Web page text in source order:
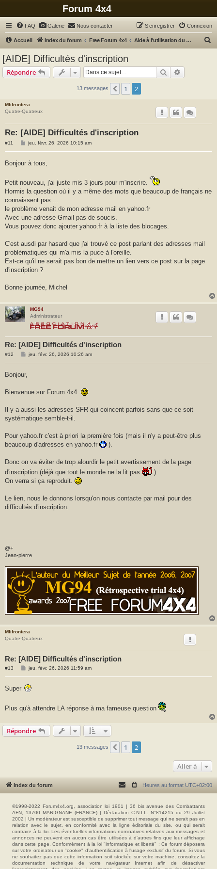
Forum 4x4
FAQ Galerie Nous contacter Connexion
S’enregistrer
Accueil Index du forum Free Forum 4x4 Aide à l'utilisation du forum (inscription, messages, photos, petites annonces...)
[AIDE] Difficultés d'inscription
Répondre Rechercher
13 messages Précédente
1 2
Mlifrontera
Quatre-Quatreux
Re: [AIDE] Difficultés d'inscription
#11
M
a
jeu. févr. 26, 2026 10:15 am
Bonjour à tous,
Petit nouveau, j'ai juste mis 3 jours pour m'inscrire.
Hormis la question où il y a même des mots que beaucoup de français ne
connaissent pas ...
le problème venait de mon adresse mail en yahoo.fr
Avec une adresse Gmail pas de soucis.
Vous pouvez donc ajouter yahoo.fr à la liste des blocages.
C'est ausdi par hasard que j'ai trouvé ce post parlant des adresses mail
problématiques qui m'a mis la puce à l'oreille.
Est-ce qu'il ne serait pas bon de mettre un lien vers ce post sur la page
d'inscription ?
Bonne journée, Michel
MG94
Administrateur
Re: [AIDE] Difficultés d'inscription
#12
M
a
jeu. févr. 26, 2026 10:26 am
Bonjour,
Bienvenue sur Forum 4x4.
Il y a aussi les adresses SFR qui coincent parfois sans que ce soit
systématique semble-t-il.
Pour yahoo.fr c'est à priori la première fois (mais il n'y a peut-être plus
beaucoup d'adresses en yahoo.fr
).
Donc on va éviter de trop alourdir le petit avertissement de la page
d'inscription (déjà que tout le monde ne la lit pas
).
On verra si ça reproduit.
Le lien, nous le donnons lorsqu'on nous contacte par mail pour des
difficultés d'inscription.
@+
Jean-pierre
Mlifrontera
Quatre-Quatreux
Re: [AIDE] Difficultés d'inscription
#13
M
s
a
jeu. févr. 26, 2026 11:59 am
Super
Plus qu'à attendre LA réponse à ma fameuse question
Répondre
13 messages Précédente
1 2
Aller à
Index du forum Heures au format UTC+02:00
©1998-2022 Forum4x4.org, association loi 1901 | 36 bis avenue des Combattants
AFN, 13700 MARIGNANE (FRANCE) | Déclaration C.N.I.L. N°814215 du 29 Juillet
2002 | Un modérateur est susceptible de supprimer tout message qui ne serait pas en
relation avec le sujet, en conformité avec la ligne éditoriale du site, ou qui serait
contraire à la loi. Les éventuelles informations nominatives relatives aux messages et
annonces ne peuvent en aucun cas être utilisées à d'autres fins que leur affichage
dans cette page. Conformément à la loi "informatique et liberté" : Ce forum déposera
sur votre ordinateur un "cookie" d’authentification à l'usage exclusif du forum. Si vous
ne souhaitez pas que cette information soit stockée sur votre machine, consultez la
documentation technique de votre navigateur Internet afin de désactiver